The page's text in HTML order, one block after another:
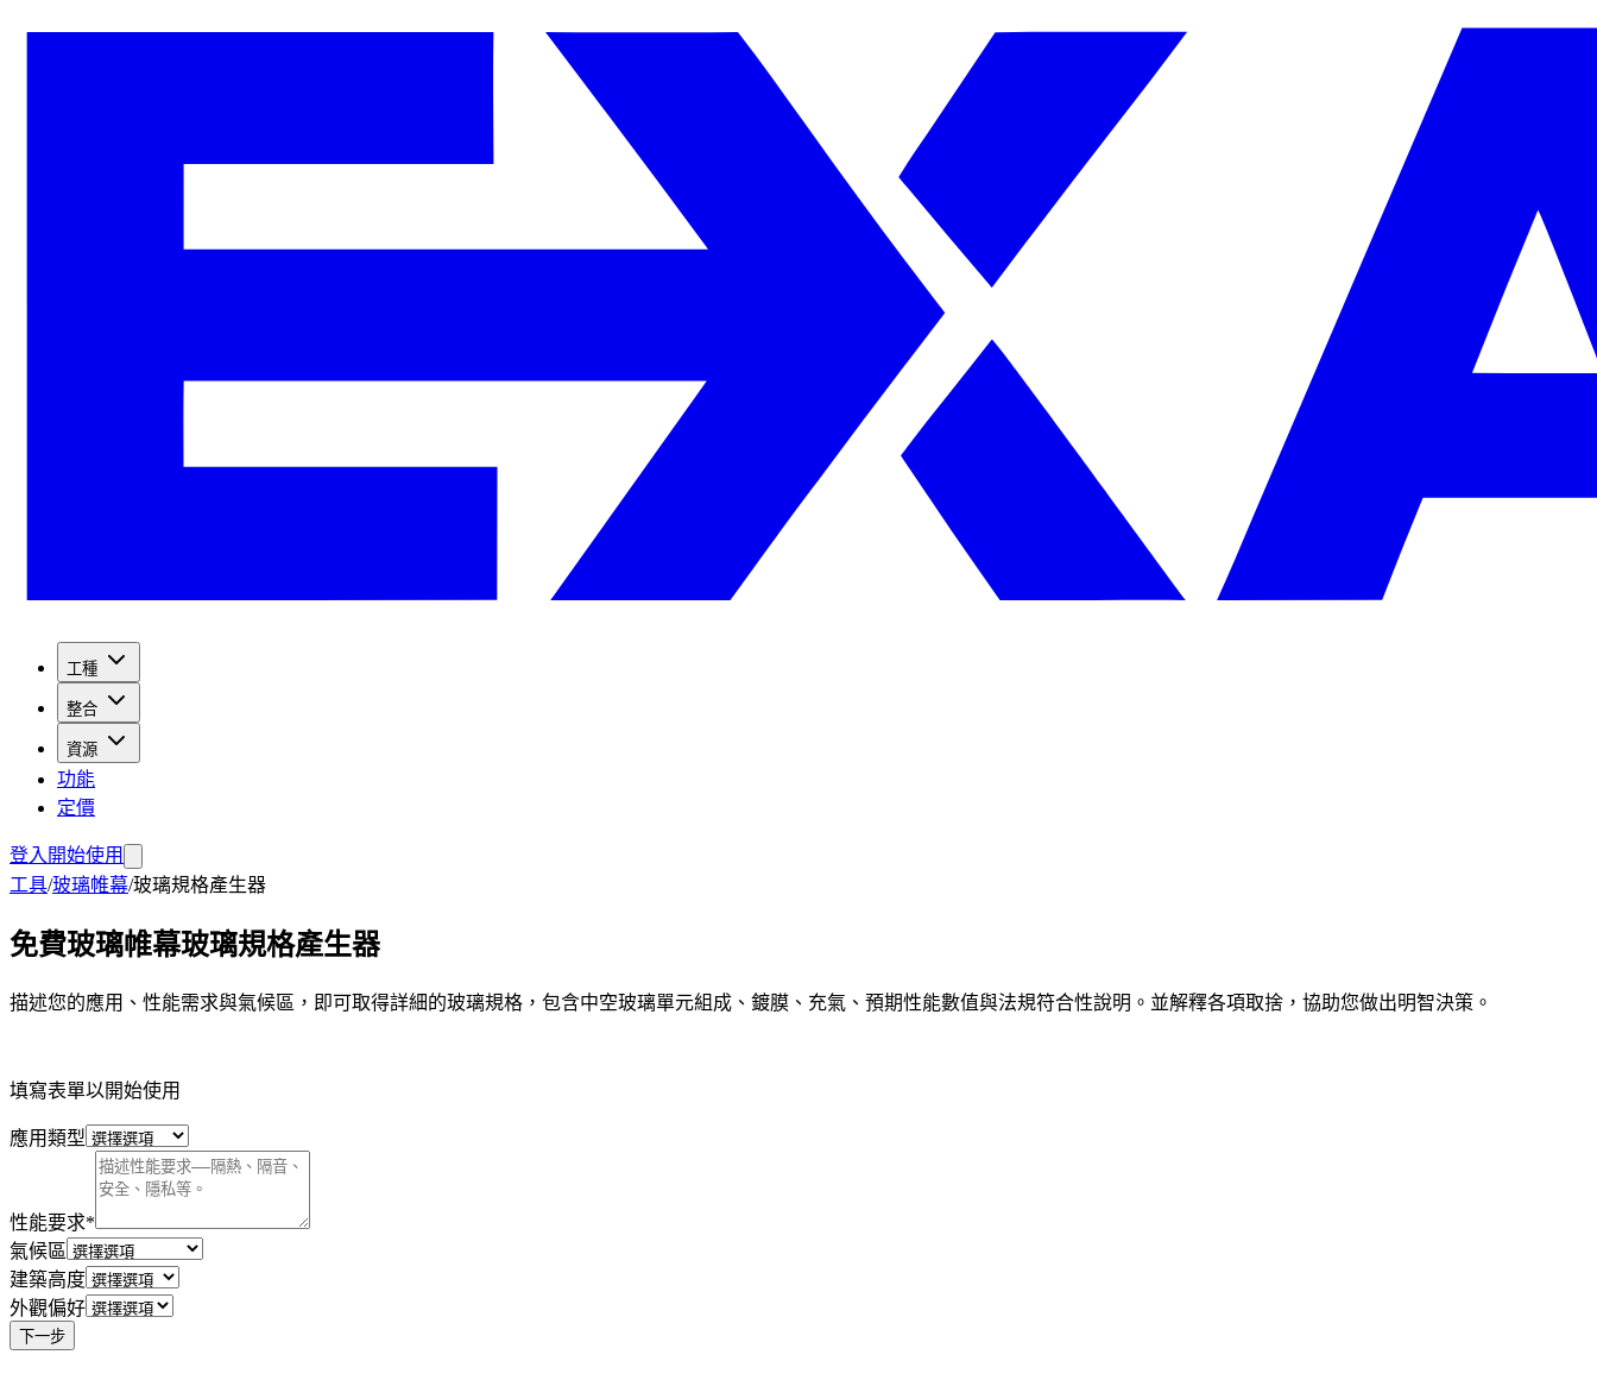
工種
整合
資源
功能
定價
登入 開始使用
工具/玻璃帷幕/玻璃規格產生器
免費玻璃帷幕玻璃規格產生器
描述您的應用、性能需求與氣候區，即可取得詳細的玻璃規格，包含中空玻璃單元組成、鍍膜、充氣、預期性能數值與法規符合性說明。並解釋各項取捨，協助您做出明智決策。
填寫表單以開始使用
應用類型
性能要求*
氣候區
建築高度
外觀偏好
下一步